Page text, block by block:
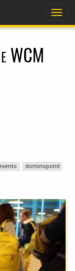
WCM
dominopoint